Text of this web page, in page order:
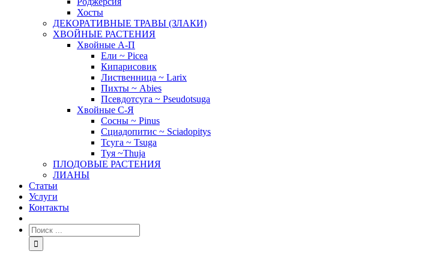
Хосты
ДЕКОРАТИВНЫЕ ТРАВЫ (ЗЛАКИ)
ХВОЙНЫЕ РАСТЕНИЯ
Хвойные А-П
Ели ~ Picea
Кипарисовик
Лиственница ~ Larix
Пихты ~ Abies
Псевдотсуга ~ Pseudotsuga
Хвойные С-Я
Сосны ~ Pinus
Сциадопитис ~ Sciadopitys
Тсуга ~ Tsuga
Туя ~Thuja
ПЛОДОВЫЕ РАСТЕНИЯ
ЛИАНЫ
Статьи
Услуги
Контакты